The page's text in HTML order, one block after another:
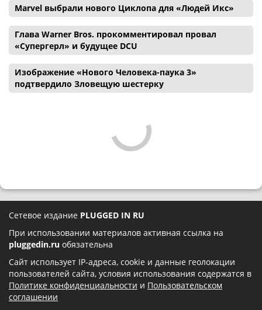
Marvel выбрали нового Циклопа для «Людей Икс»
Глава Warner Bros. прокомментировал провал
«Супергерл» и будущее DCU
Изображение «Нового Человека-паука 3»
подтвердило Зловещую шестерку
Сетевое издание PLUGGED IN RU
При использовании материалов активная ссылка на
pluggedin.ru обязательна
Сайт использует IP-адреса, cookie и данные геолокации
пользователей сайта, условия использования содержатся в
Политике конфиденциальности и Пользовательском
соглашении